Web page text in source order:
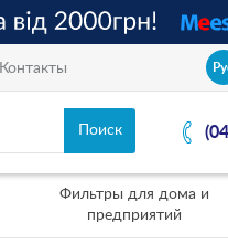
Контакты
Фильтры для дома и
предприятий